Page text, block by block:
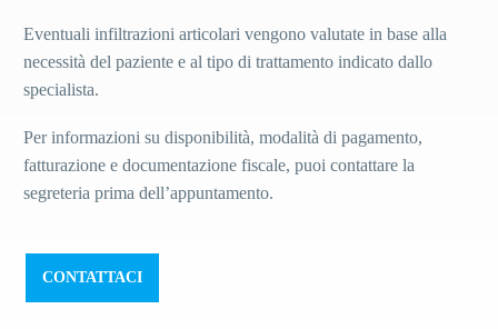
Eventuali infiltrazioni articolari vengono valutate in base alla
necessità del paziente e al tipo di trattamento indicato dallo
specialista.
Per informazioni su disponibilità, modalità di pagamento,
fatturazione e documentazione fiscale, puoi contattare la
segreteria prima dell’appuntamento.
CONTATTACI